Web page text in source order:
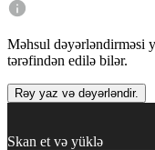
Məhsul dəyərləndirməsi
tərəfindən edilə bilər.
Rəy yaz və dəyərləndir.
Skan et və yüklə